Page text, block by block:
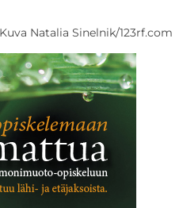
Natalia Sinelnik/123rf.com